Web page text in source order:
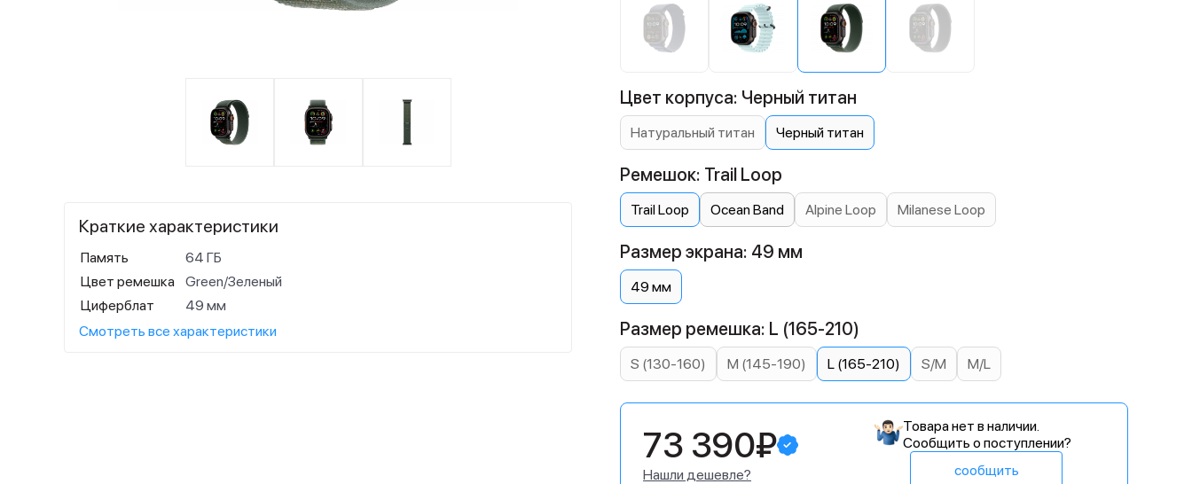
Краткие характеристики
Память
64 ГБ
Цвет ремешка
Green/Зеленый
Циферблат
49 мм
Смотреть все характеристики
Цвет корпуса: Черный титан
Натуральный титан Черный титан
Ремешок: Trail Loop
Trail Loop Ocean Band Alpine Loop Milanese Loop
Размер экрана: 49 мм
49 мм
Размер ремешка: L (165-210)
S (130-160) M (145-190) L (165-210) S/M M/L
73 390₽
Нашли дешевле?
Товара нет в наличии.
Сообщить о поступлении?
сообщить